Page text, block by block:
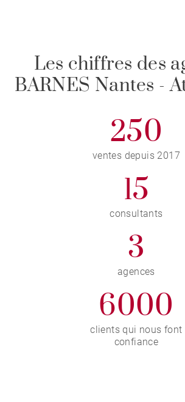
Les chiffres des
BARNES Nantes -
250
ventes depuis 2017
15
consultants
3
agences
6000
clients qui nous font
confiance